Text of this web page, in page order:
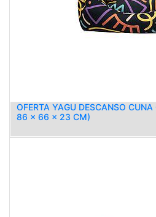
OFERTA YAGU DESCANSO
86 x 66 x 23 CM)